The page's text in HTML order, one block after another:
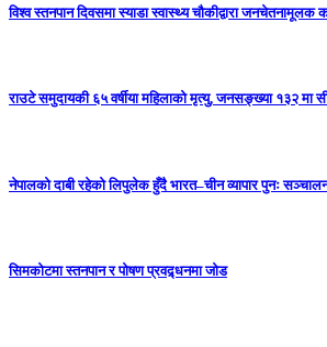
विश्व स्तनपान दिवसमा स्याडा स्वास्थ्य चौकीद्वारा जनचेतनामूलक
राउटे समुदायकी ६५ वर्षीया महिलाको मृत्यु, जनसङ्ख्या १३२ मा
नेपालको दाबी रहेको लिपुलेक हुँदै भारत–चीन व्यापार पुनः
सिमकोटमा स्तनपान र पोषण प्रवद्र्धनमा जोड